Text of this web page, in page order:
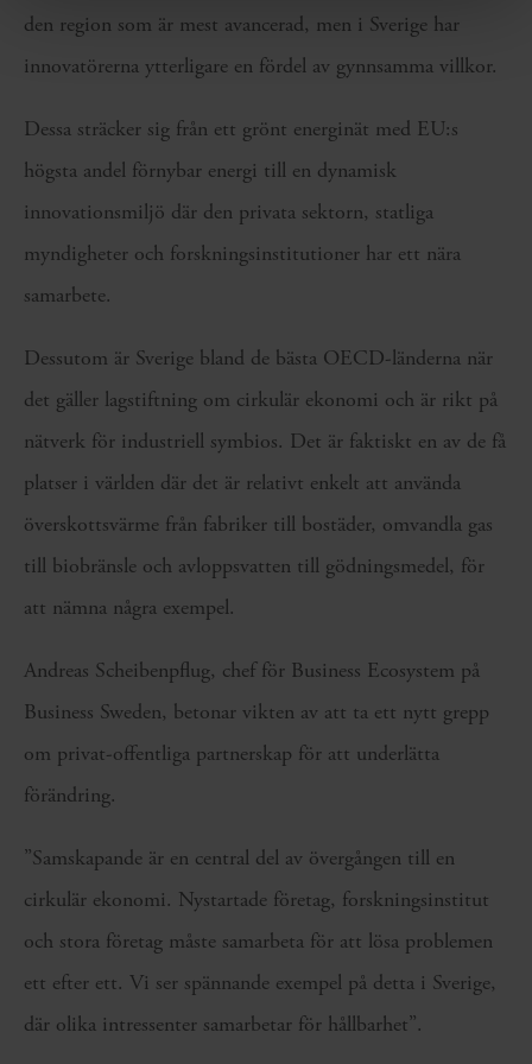
den region som är mest avancerad, men i Sverige har
innovatörerna ytterligare en fördel av gynnsamma villkor.
Dessa sträcker sig från ett grönt energinät med EU:s
högsta andel förnybar energi till en dynamisk
innovationsmiljö där den privata sektorn, statliga
myndigheter och forskningsinstitutioner har ett nära
samarbete.
Dessutom är Sverige bland de bästa OECD-länderna när
det gäller lagstiftning om cirkulär ekonomi och är rikt på
nätverk för industriell symbios. Det är faktiskt en av de få
platser i världen där det är relativt enkelt att använda
överskottsvärme från fabriker till bostäder, omvandla gas
till biobränsle och avloppsvatten till gödningsmedel, för
att nämna några exempel.
Andreas Scheibenpflug, chef för Business Ecosystem på
Business Sweden, betonar vikten av att ta ett nytt grepp
om privat-offentliga partnerskap för att underlätta
förändring.
”Samskapande är en central del av övergången till en
cirkulär ekonomi. Nystartade företag, forskningsinstitut
och stora företag måste samarbeta för att lösa problemen
ett efter ett. Vi ser spännande exempel på detta i Sverige,
där olika intressenter samarbetar för hållbarhet”.